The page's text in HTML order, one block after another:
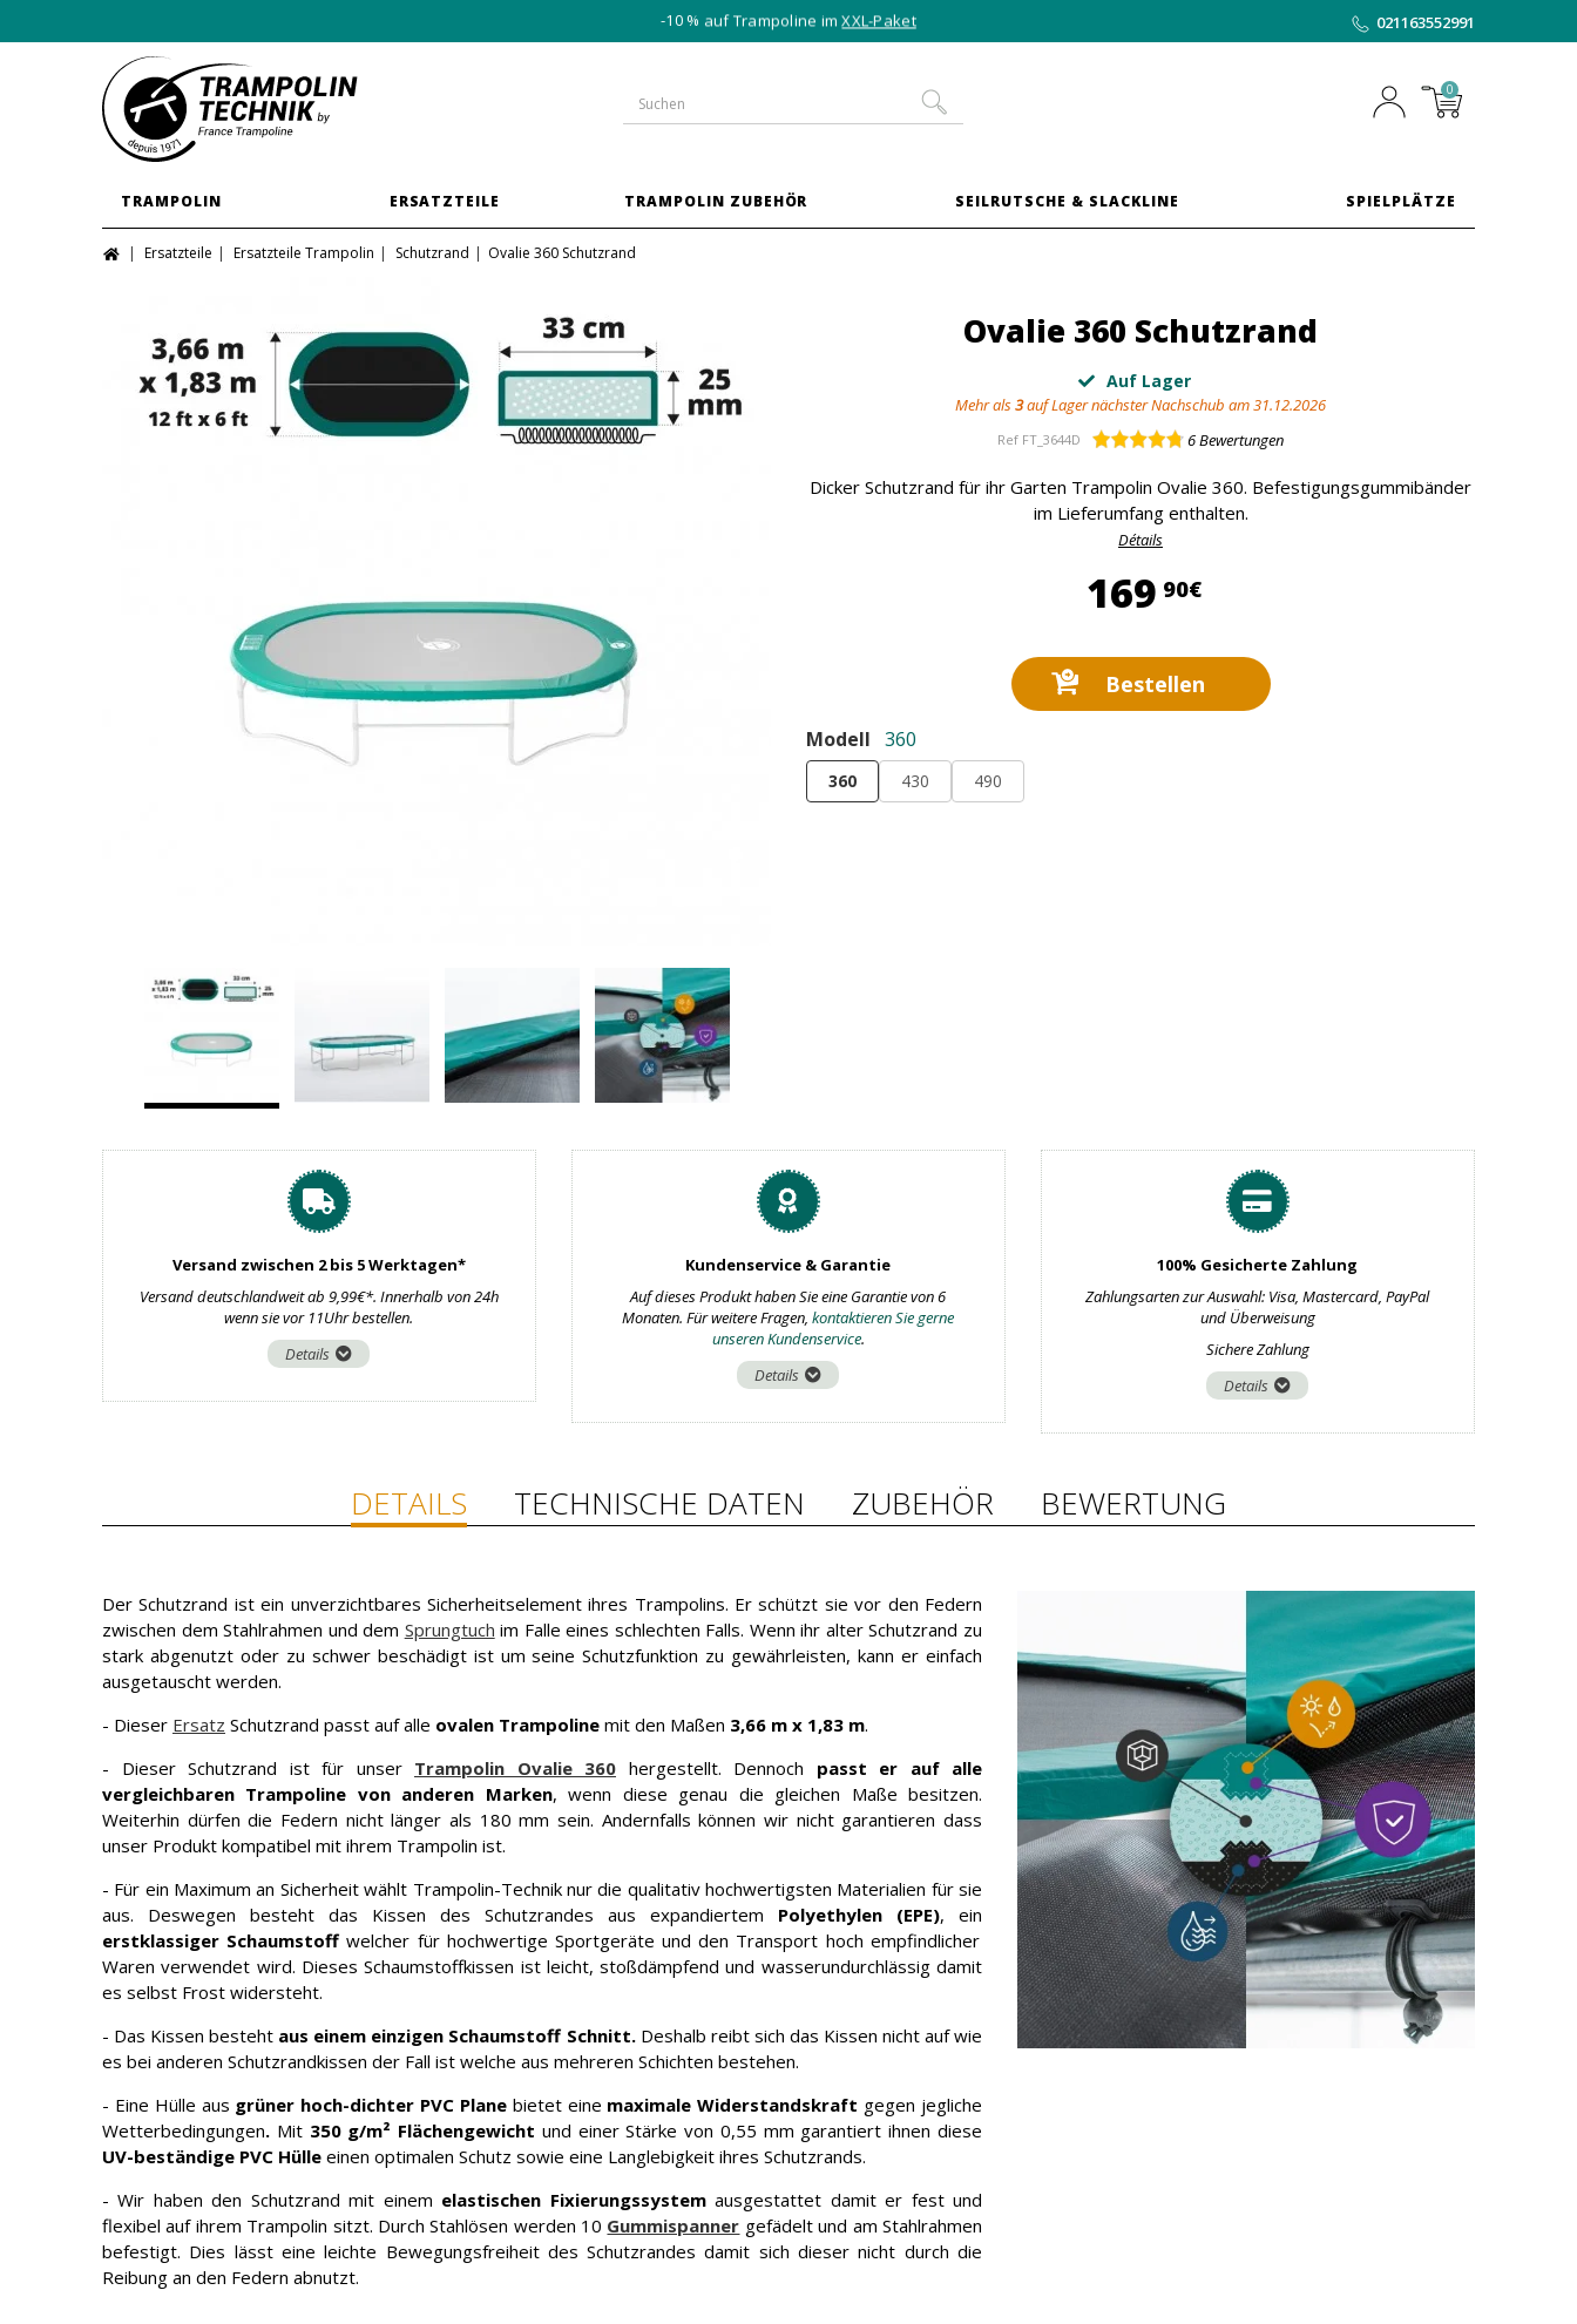
-10 % auf Trampoline imXXL-Paket 021163552991
0
TRAMPOLIN ERSATZTEILE TRAMPOLIN ZUBEHÖR SEILRUTSCHE & SLACKLINE SPIELPLÄTZE
Ersatzteile Ersatzteile Trampolin Schutzrand Ovalie 360 Schutzrand
Ovalie 360 Schutzrand
Auf Lager
Mehr als3auf Lager nächster Nachschub am 31.12.2026
Ref FT_3644D 6Bewertungen
Dicker Schutzrand für ihr Garten Trampolin Ovalie 360. Befestigungsgummibänder
im Lieferumfang enthalten.
Détails
169 90€169,90 €
Bestellen
Modell 360
360 430 490
Versand zwischen 2 bis 5 Werktagen*
Versand deutschlandweit ab 9,99€*. Innerhalb von 24h
wenn sie vor 11Uhr bestellen.
Details
Kundenservice & Garantie
Auf dieses Produkt haben Sie eine Garantie von 6
Monaten. Für weitere Fragen,kontaktieren Sie gerne
unseren Kundenservice.
Details
100% Gesicherte Zahlung
Zahlungsarten zur Auswahl: Visa, Mastercard, PayPal
und Überweisung
Sichere Zahlung
Details
DETAILS TECHNISCHE DATEN ZUBEHÖR BEWERTUNG
Der Schutzrand ist ein unverzichtbares Sicherheitselement ihres Trampolins. Er schützt sie vor den Federn
zwischen dem Stahlrahmen und dem Sprungtuch im Falle eines schlechten Falls. Wenn ihr alter Schutzrand zu
stark abgenutzt oder zu schwer beschädigt ist um seine Schutzfunktion zu gewährleisten, kann er einfach
ausgetauscht werden.
- Dieser Ersatz Schutzrand passt auf alle ovalen Trampoline mit den Maßen 3,66 m x 1,83 m.
- Dieser Schutzrand ist für unser Trampolin Ovalie 360 hergestellt. Dennoch passt er auf alle
vergleichbaren Trampoline von anderen Marken, wenn diese genau die gleichen Maße besitzen.
Weiterhin dürfen die Federn nicht länger als 180 mm sein. Andernfalls können wir nicht garantieren dass
unser Produkt kompatibel mit ihrem Trampolin ist.
- Für ein Maximum an Sicherheit wählt Trampolin-Technik nur die qualitativ hochwertigsten Materialien für sie
aus. Deswegen besteht das Kissen des Schutzrandes aus expandiertem Polyethylen (EPE), ein
erstklassiger Schaumstoff welcher für hochwertige Sportgeräte und den Transport hoch empfindlicher
Waren verwendet wird. Dieses Schaumstoffkissen ist leicht, stoßdämpfend und wasserundurchlässig damit
es selbst Frost widersteht.
- Das Kissen besteht aus einem einzigen Schaumstoff Schnitt.Deshalb reibt sich das Kissen nicht auf wie
es bei anderen Schutzrandkissen der Fall ist welche aus mehreren Schichten bestehen.
- Eine Hülle aus grüner hoch-dichter PVC Planebietet eine maximale Widerstandskraft gegen jegliche
Wetterbedingungen. Mit350 g/m² Flächengewicht und einer Stärke von 0,55 mm garantiert ihnen diese
UV-beständige PVC Hülle einen optimalen Schutz sowie eine Langlebigkeit ihres Schutzrands.
- Wir haben den Schutzrand mit einem elastischen Fixierungssystemausgestattet damit er fest und
flexibel auf ihrem Trampolin sitzt. Durch Stahlösen werden 10 Gummispanner gefädelt und am Stahlrahmen
befestigt. Dies lässt eine leichte Bewegungsfreiheit des Schutzrandes damit sich dieser nicht durch die
Reibung an den Federn abnutzt.